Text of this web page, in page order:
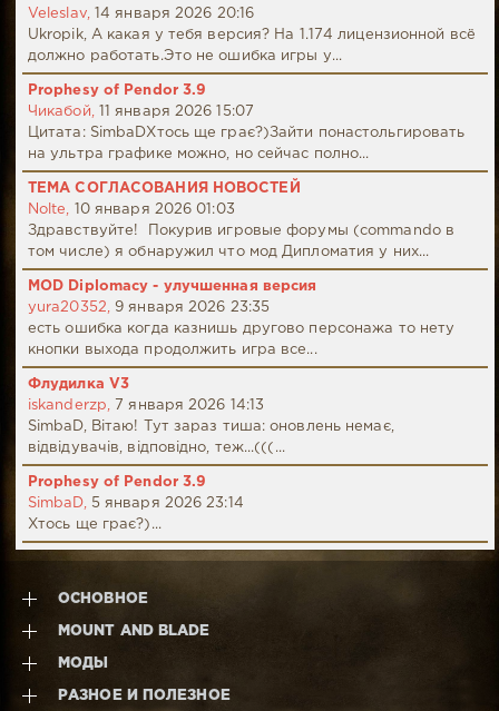
Veleslav,
14 января 2026 20:16
Ukropik, А какая у тебя версия? На 1.174 лицензионной всё
должно работать.Это не ошибка игры у...
Prophesy of Pendor 3.9
Чикабой,
11 января 2026 15:07
Цитата: SimbaDХтось ще грає?)Зайти понастольгировать
на ультра графике можно, но сейчас полно...
ТЕМА СОГЛАСОВАНИЯ НОВОСТЕЙ
Nolte,
10 января 2026 01:03
Здравствуйте! Покурив игровые форумы (commando в
том числе) я обнаружил что мод Дипломатия у них...
MOD Diplomacy - улучшенная версия
yura20352,
9 января 2026 23:35
есть ошибка когда казнишь другово персонажа то нету
кнопки выхода продолжить игра все...
Флудилка V3
iskanderzp,
7 января 2026 14:13
SimbaD, Вітаю! Тут зараз тиша: оновлень немає,
відвідувачів, відповідно, теж...(((...
Prophesy of Pendor 3.9
SimbaD,
5 января 2026 23:14
Хтось ще грає?)...
ОСНОВНОЕ
MOUNT AND BLADE
МОДЫ
РАЗНОЕ И ПОЛЕЗНОЕ